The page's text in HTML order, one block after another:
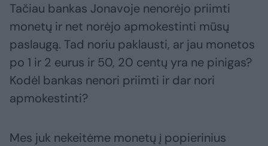
Tačiau bankas Jonavoje nenorėjo priimti
monetų ir net norėjo apmokestinti mūsų
paslaugą. Tad noriu paklausti, ar jau monetos
po 1 ir 2 eurus ir 50, 20 centų yra ne pinigas?
Kodėl bankas nenori priimti ir dar nori
apmokestinti?
Mes juk nekeitėme monetų į popierinius